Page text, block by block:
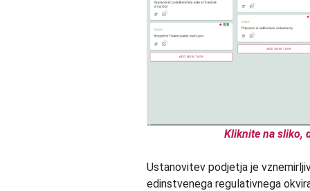
Kliknite na sliko,
Ustanovitev podjetja je
edinstvenega regulativnega